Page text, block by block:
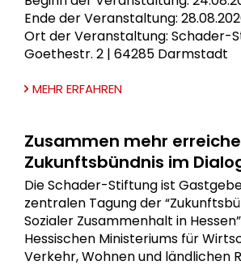
Ende der Veranstaltung:
Ort der Veranstaltung: Schader-
Goethestr. 2 | 64285 Darmstadt
MEHR ERFAHREN
Zusammen mehr
Zukunftsbündnis im
Die Schader-Stiftung ist
zentralen Tagung der
Sozialer Zusammenhalt in
Hessischen Ministeriums für
Verkehr, Wohnen und ländlichen